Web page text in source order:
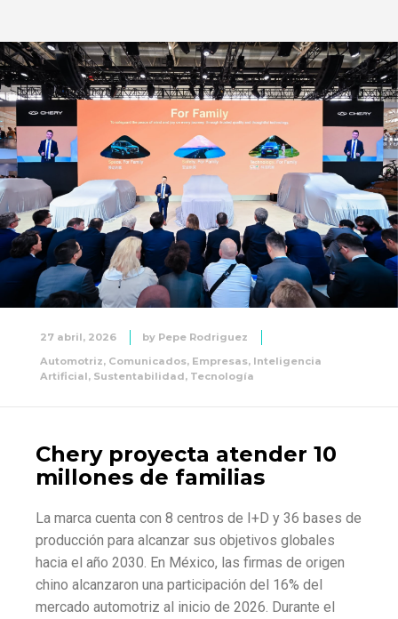
27 abril, 2026 by Pepe Rodriguez
Automotriz, Comunicados, Empresas, Inteligencia
Artificial, Sustentabilidad, Tecnología
Chery proyecta atender 10
millones de familias
La marca cuenta con 8 centros de I+D y 36 bases de
producción para alcanzar sus objetivos globales
hacia el año 2030. En México, las firmas de origen
chino alcanzaron una participación del 16% del
mercado automotriz al inicio de 2026. Durante el